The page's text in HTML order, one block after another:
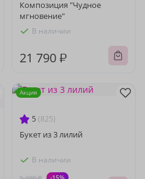
Композиция "Чудное
мгновение"
В наличии
21 790 ₽
5 (825)
Букет из 3 лилий
В наличии
-15%
Акция